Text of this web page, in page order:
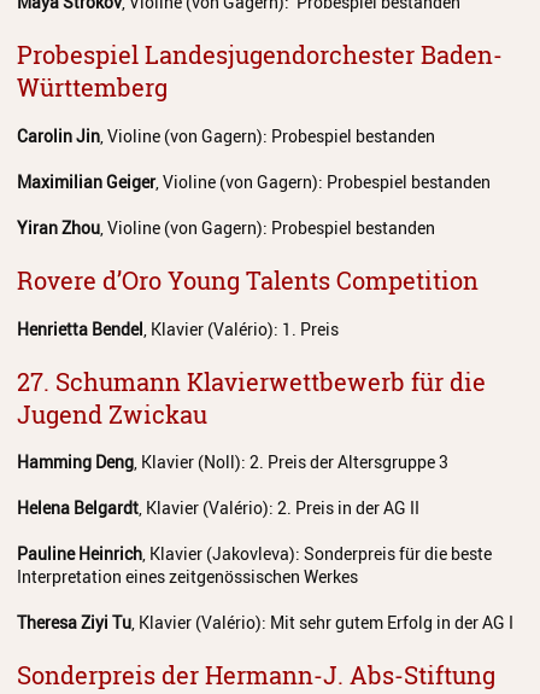
Probespiel Landesjugendorchester Baden-
Württemberg
Carolin Jin, Violine (von Gagern): Probespiel bestanden
Maximilian Geiger, Violine (von Gagern): Probespiel bestanden
Yiran Zhou, Violine (von Gagern): Probespiel bestanden
Rovere d’Oro Young Talents Competition
Henrietta Bendel , Klavier (Valério): 1. Preis
27. Schumann Klavierwettbewerb für die
Jugend Zwickau
Hamming Deng, Klavier (Noll): 2. Preis der Altersgruppe 3
Helena Belgardt, Klavier (Valério): 2. Preis in der AG II
Pauline Heinrich, Klavier (Jakovleva): Sonderpreis für die beste
Interpretation eines zeitgenössischen Werkes
Theresa Ziyi Tu, Klavier (Valério): Mit sehr gutem Erfolg in der AG I
Sonderpreis der Hermann-J. Abs-Stiftung